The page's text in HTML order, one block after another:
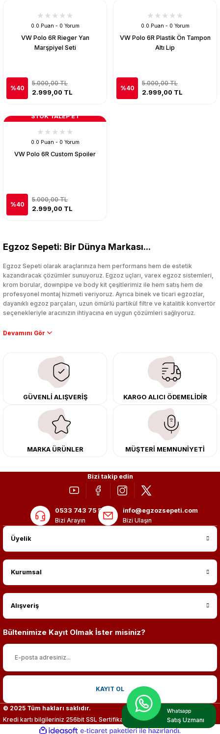
0.0 Puan - 0 Yorum
VW Polo 6R Rieger Yan
Marşpiyel Seti
%40
5.000,00 TL
2.999,00 TL
0.0 Puan - 0 Yorum
VW Polo 6R Plastik Ön Tampon
Altı Lip
%40
5.000,00 TL
2.999,00 TL
STOK TALEP ET
0.0 Puan - 0 Yorum
VW Polo 6R Custom Spoiler
%40
5.000,00 TL
2.999,00 TL
Egzoz Sepeti: Bir Dünya Markası...
Egzoz Sepeti olarak araçlarınıza hem performans hem de estetik
kazandıracak çözümler sunuyoruz. Egzoz uçları, varex egzoz sistemleri,
krom borular, downpipe ve body kit çeşitlerimiz ile hem satış hem de
profesyonel montaj hizmeti veriyoruz. Ayrıca binek ve ticari egzozlar,
dayanıklı egzoz parçaları, uzun ömürlü partikül filtre ve katalitik konvertör
seçenekleriyle aracınızın ihtiyacına en uygun çözümleri sağlıyoruz.
Performans artışı isteyen sürücüler için özel performans egzozları ve
çıkma orijinal ürünler ile yenileyebilir, body kit uygulamalarıyla aracınızın
tasarımını ve aerodinamisini üst seviyeye taşıyabilirsiniz.
Tüm ürünlerimiz orijinal, dayanıklı ve uzun ömürlüdür. İstanbul’daki montaj
merkezimizde profesyonel montaj yapıyor, Türkiye’nin her yerine güvenli
kargo ile teslimat gerçekleştiriyoruz. Aracınıza değer katmak için doğru
adres: Egzoz Sepeti.
GÜVENLİ ALIŞVERİŞ KARGO ALICI ÖDEMELİDİR
MARKA ÜRÜNLER MÜŞTERİ MEMNUNİYETİ
Bizi takip edin
0533 743 75 56
Bizi Arayın
info@egzozsepeti.com
Bizi Ulaşın
Üyelik
Kurumsal
Alışveriş
Bültenimize Kayıt Olmak İster misiniz?
KAYIT OL
© 2025 Tüm hakları saklıdır.
Kredi kartı bilgileriniz 256bit SSL Sertifikası ile %100 koruma altındadır.
Whatsapp
Satış Uzmanı
ideasoft e-